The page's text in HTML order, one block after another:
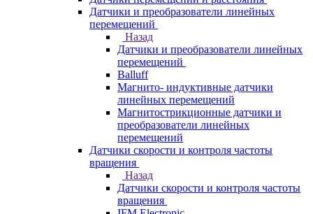
Датчики и преобразователи линейных
перемещений
Назад
Датчики и преобразователи линейных
перемещений
Balluff
Магнито- индуктивные датчики
линейных перемещений
Магнитострикционные датчики и
преобразователи линейных
перемещений
Датчики скорости и контроля частоты
вращения
Назад
Датчики скорости и контроля частоты
вращения